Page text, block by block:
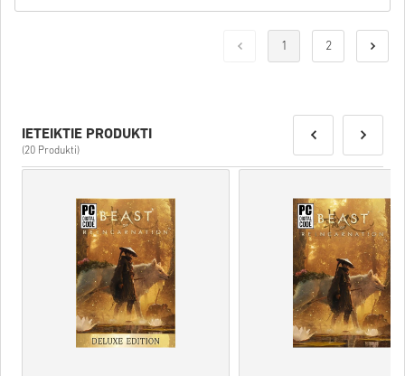
1 2
IETEIKTIE PRODUKTI
(20 Produkti)